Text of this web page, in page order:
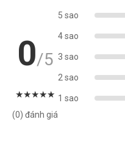
0/5
★★★★★
(0) đánh giá
5 sao
4 sao
3 sao
2 sao
1 sao